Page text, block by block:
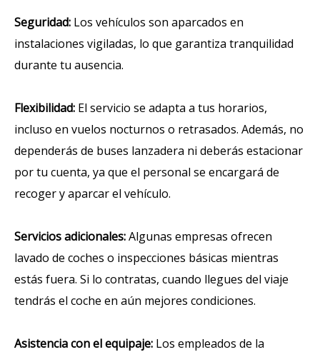
Seguridad: Los vehículos son aparcados en
instalaciones vigiladas, lo que garantiza tranquilidad
durante tu ausencia.
Flexibilidad: El servicio se adapta a tus horarios,
incluso en vuelos nocturnos o retrasados. Además, no
dependerás de buses lanzadera ni deberás estacionar
por tu cuenta, ya que el personal se encargará de
recoger y aparcar el vehículo.
Servicios adicionales:Algunas empresas ofrecen
lavado de coches o inspecciones básicas mientras
estás fuera. Si lo contratas, cuando llegues del viaje
tendrás el coche en aún mejores condiciones.
Asistencia con el equipaje: Los empleados de la